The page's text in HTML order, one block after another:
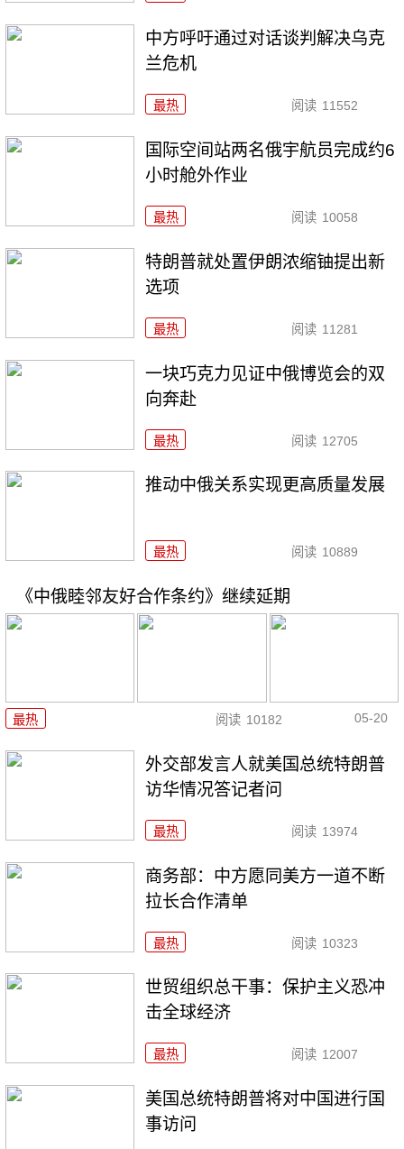
中方呼吁通过对话谈判解决乌克
兰危机
最热 阅读 11552
国际空间站两名俄宇航员完成约6
小时舱外作业
最热 阅读 10058
特朗普就处置伊朗浓缩铀提出新
选项
最热 阅读 11281
一块巧克力见证中俄博览会的双
向奔赴
最热 阅读 12705
推动中俄关系实现更高质量发展
最热 阅读 10889
《中俄睦邻友好合作条约》继续延期
最热 阅读 10182 05-20
外交部发言人就美国总统特朗普
访华情况答记者问
最热 阅读 13974
商务部：中方愿同美方一道不断
拉长合作清单
最热 阅读 10323
世贸组织总干事：保护主义恐冲
击全球经济
最热 阅读 12007
美国总统特朗普将对中国进行国
事访问